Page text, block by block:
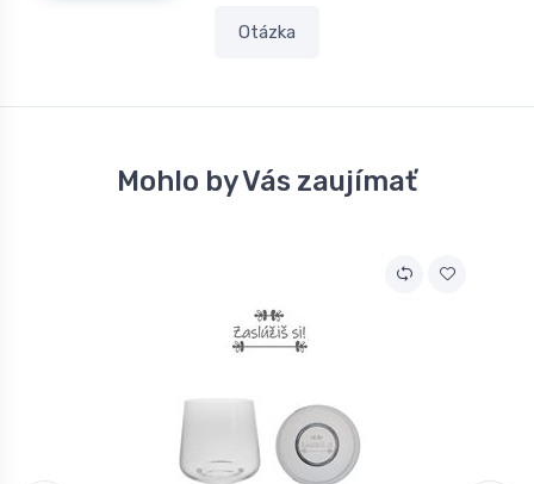
Otázka
Mohlo by Vás zaujímať